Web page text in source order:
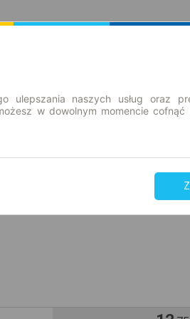
naszych usług oraz
w dowolnym momencie cofnąć